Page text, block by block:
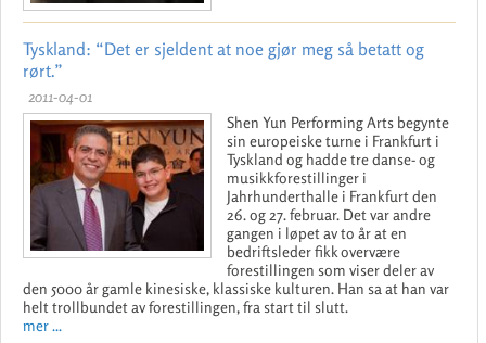
Tyskland: “Det er sjeldent at noe gjør meg så betatt og
rørt.”
2011-04-01
Shen Yun Performing Arts begynte
sin europeiske turne i Frankfurt i
Tyskland og hadde tre danse- og
musikkforestillinger i
Jahrhunderthalle i Frankfurt den
26. og 27. februar. Det var andre
gangen i løpet av to år at en
bedriftsleder fikk overvære
forestillingen som viser deler av
den 5000 år gamle kinesiske, klassiske kulturen. Han sa at han var
helt trollbundet av forestillingen, fra start til slutt.
mer ...